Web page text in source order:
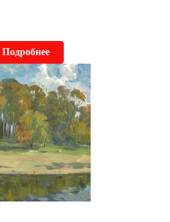
Подробнее